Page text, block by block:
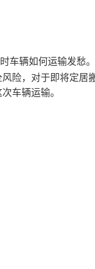
车辆如何运输发愁
险，对于即将定居
车辆运输。